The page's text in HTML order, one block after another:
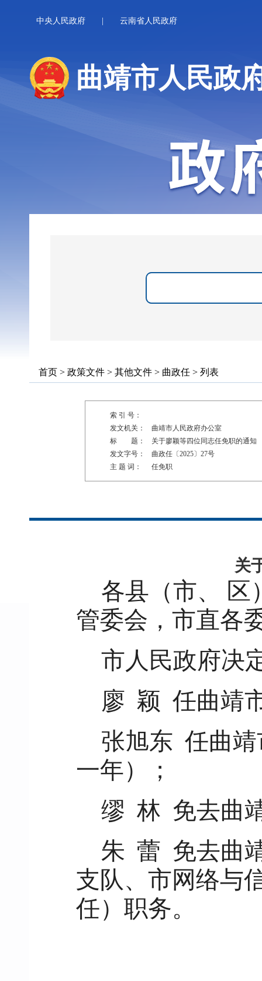
中央人民政府 云南省人民政府
曲靖市人民政
首页 > 政策文件 > 其他文件 > 曲政任 > 列表
索 引 号：
发文机关：
曲靖市人民政府办公室
标 题：
关于廖颖等四位同志任免职的通知
发文字号：
曲政任〔2025〕27号
主 题 词：
任免职
关
各县（市、 区
管委会，市直各
市人民政府决
廖 颖 任曲靖
张旭东 任曲
一年）；
缪 林 免去曲
朱 蕾 免去曲
支队、市网络与
任）职务。